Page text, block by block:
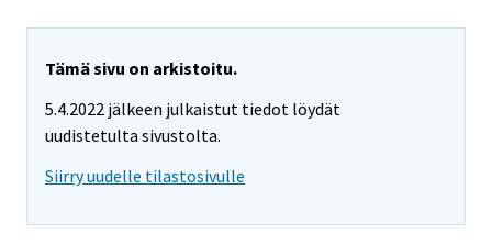
Tämä sivu on arkistoitu.
5.4.2022 jälkeen julkaistut tiedot löydät
uudistetulta sivustolta.
Siirry uudelle tilastosivulle